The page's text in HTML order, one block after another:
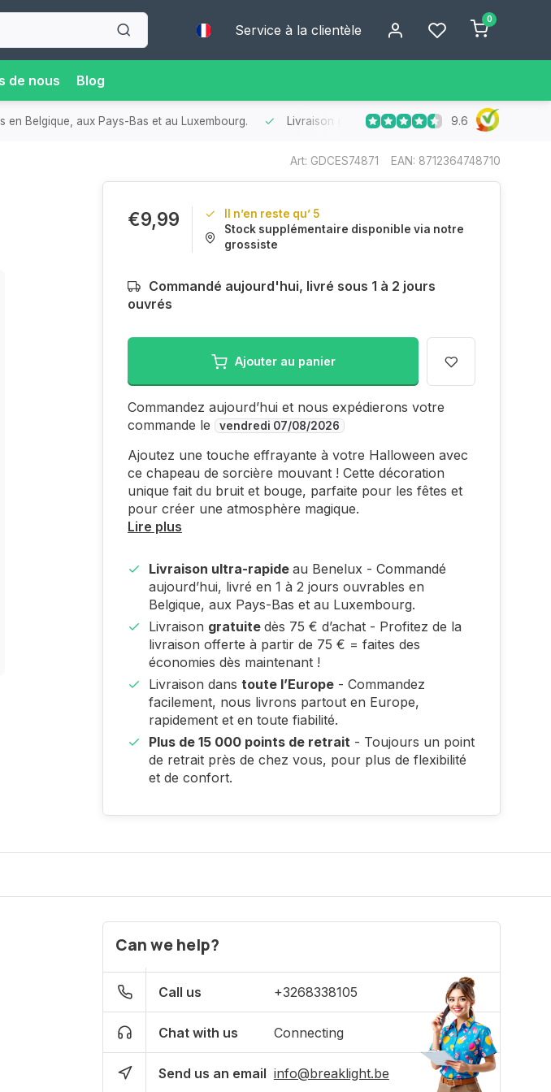
Service à la clientèle
0
de nous Blog
de flexibilité et de confort. Livraison ultra-rapideau Benelux- Commandé aujourd’hui, livré
9.6
Art: GDCES74871 EAN: 8712364748710
€9,99
Il n’en reste qu’ 5
Stock supplémentaire disponible via notre
grossiste
Commandé aujourd'hui, livré sous 1 à 2 jours
ouvrés
Ajouter au panier
Commandez aujourd’hui et nous expédierons votre
commande le
vendredi 07/08/2026
Ajoutez une touche effrayante à votre Halloween avec
ce chapeau de sorcière mouvant ! Cette décoration
unique fait du bruit et bouge, parfaite pour les fêtes et
pour créer une atmosphère magique.
Lire plus
Livraison ultra-rapide au Benelux - Commandé
aujourd’hui, livré en 1 à 2 jours ouvrables en
Belgique, aux Pays-Bas et au Luxembourg.
Livraison gratuite dès 75 € d’achat - Profitez de la
livraison offerte à partir de 75 € = faites des
économies dès maintenant !
Livraison dans toute l’Europe - Commandez
facilement, nous livrons partout en Europe,
rapidement et en toute fiabilité.
Plus de 15 000 points de retrait - Toujours un point
de retrait près de chez vous, pour plus de flexibilité
et de confort.
Can we help?
Call us +3268338105
Chat with us Connecting
Send us an email info@breaklight.be